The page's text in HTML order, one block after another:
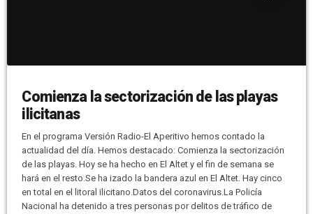
Comienza la sectorización de las playas
ilicitanas
En el programa Versión Radio-El Aperitivo hemos contado la
actualidad del día. Hemos destacado: Comienza la sectorización
de las playas. Hoy se ha hecho en El Altet y el fin de semana se
hará en el resto.Se ha izado la bandera azul en El Altet. Hay cinco
en total en el litoral ilicitano.Datos del coronavirus.La Policía
Nacional ha detenido a tres personas por delitos de tráfico de